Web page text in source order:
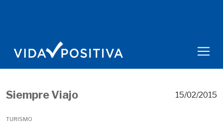
Siempre Viajo
TURISMO
15/02/2015